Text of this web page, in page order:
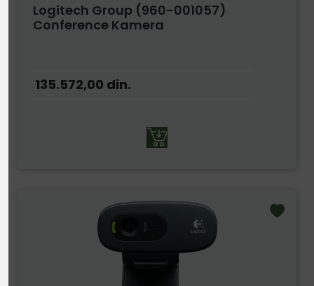
Logitech Group (960-001057)
Conference Kamera
135.572,00 din.